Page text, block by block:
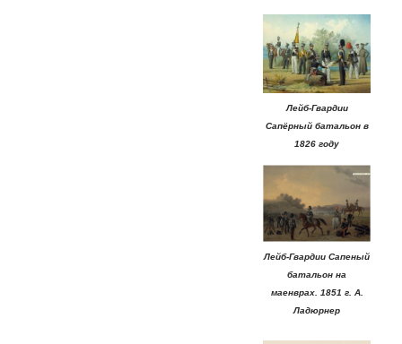
Лейб-Гвардии
Сапёрный батальон в
1826 году
Лейб-Гвардии Сапеный
батальон на
маенврах. 1851 г. А.
Ладюрнер